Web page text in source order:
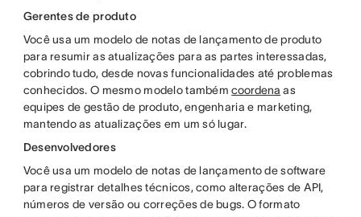
Gerentes de produto
Você usa um modelo de notas de lançamento de produto
para resumir as atualizações para as partes interessadas,
cobrindo tudo, desde novas funcionalidades até problemas
conhecidos. O mesmo modelo tambémcoordena as
equipes de gestão de produto, engenharia e marketing,
mantendo as atualizações em um só lugar.
Desenvolvedores
Você usa um modelo de notas de lançamento de software
para registrar detalhes técnicos, como alterações de API,
números de versão ou correções de bugs. O formato